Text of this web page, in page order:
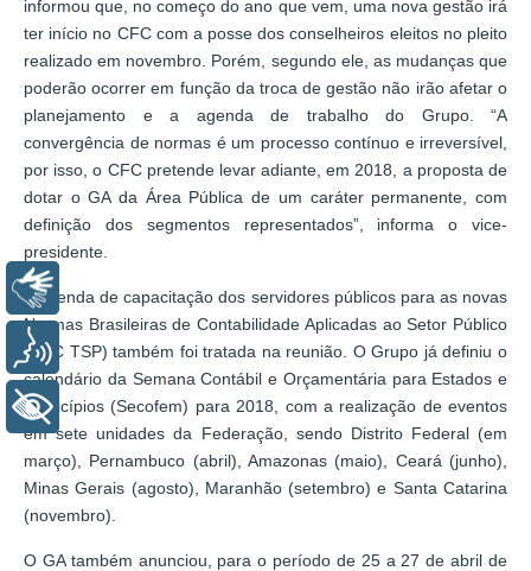
informou que, no começo do ano que vem, uma nova gestão irá
ter início no CFC com a posse dos conselheiros eleitos no pleito
realizado em novembro. Porém, segundo ele, as mudanças que
poderão ocorrer em função da troca de gestão não irão afetar o
planejamento e a agenda de trabalho do Grupo. “A
convergência de normas é um processo contínuo e irreversível,
por isso, o CFC pretende levar adiante, em 2018, a proposta de
dotar o GA da Área Pública de um caráter permanente, com
definição dos segmentos representados”, informa o vice-
presidente.
A agenda de capacitação dos servidores públicos para as novas
Normas Brasileiras de Contabilidade Aplicadas ao Setor Público
(NBC TSP) também foi tratada na reunião. O Grupo já definiu o
calendário da Semana Contábil e Orçamentária para Estados e
Municípios (Secofem) para 2018, com a realização de eventos
em sete unidades da Federação, sendo Distrito Federal (em
março), Pernambuco (abril), Amazonas (maio), Ceará (junho),
Minas Gerais (agosto), Maranhão (setembro) e Santa Catarina
(novembro).
O GA também anunciou, para o período de 25 a 27 de abril de
Libras
Voz
+ Acessibilidade